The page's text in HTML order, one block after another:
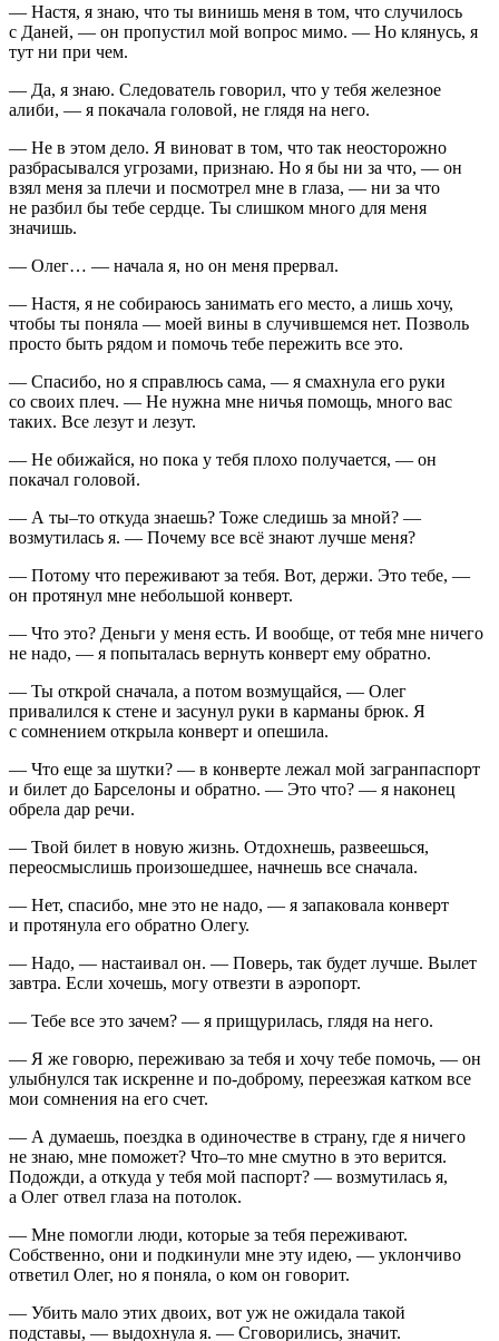
— Настя, я знаю, что ты винишь меня в том, что случилось
с Даней, — он пропустил мой вопрос мимо. — Но клянусь, я
тут ни при чем.
— Да, я знаю. Следователь говорил, что у тебя железное
алиби, — я покачала головой, не глядя на него.
— Не в этом дело. Я виноват в том, что так неосторожно
разбрасывался угрозами, признаю. Но я бы ни за что, — он
взял меня за плечи и посмотрел мне в глаза, — ни за что
не разбил бы тебе сердце. Ты слишком много для меня
значишь.
— Олег… — начала я, но он меня прервал.
— Настя, я не собираюсь занимать его место, а лишь хочу,
чтобы ты поняла — моей вины в случившемся нет. Позволь
просто быть рядом и помочь тебе пережить все это.
— Спасибо, но я справлюсь сама, — я смахнула его руки
со своих плеч. — Не нужна мне ничья помощь, много вас
таких. Все лезут и лезут.
— Не обижайся, но пока у тебя плохо получается, — он
покачал головой.
— А ты–то откуда знаешь? Тоже следишь за мной? —
возмутилась я. — Почему все всё знают лучше меня?
— Потому что переживают за тебя. Вот, держи. Это тебе, —
он протянул мне небольшой конверт.
— Что это? Деньги у меня есть. И вообще, от тебя мне ничего
не надо, — я попыталась вернуть конверт ему обратно.
— Ты открой сначала, а потом возмущайся, — Олег
привалился к стене и засунул руки в карманы брюк. Я
с сомнением открыла конверт и опешила.
— Что еще за шутки? — в конверте лежал мой загранпаспорт
и билет до Барселоны и обратно. — Это что? — я наконец
обрела дар речи.
— Твой билет в новую жизнь. Отдохнешь, развеешься,
переосмыслишь произошедшее, начнешь все сначала.
— Нет, спасибо, мне это не надо, — я запаковала конверт
и протянула его обратно Олегу.
— Надо, — настаивал он. — Поверь, так будет лучше. Вылет
завтра. Если хочешь, могу отвезти в аэропорт.
— Тебе все это зачем? — я прищурилась, глядя на него.
— Я же говорю, переживаю за тебя и хочу тебе помочь, — он
улыбнулся так искренне и по-доброму, переезжая катком все
мои сомнения на его счет.
— А думаешь, поездка в одиночестве в страну, где я ничего
не знаю, мне поможет? Что–то мне смутно в это верится.
Подожди, а откуда у тебя мой паспорт? — возмутилась я,
а Олег отвел глаза на потолок.
— Мне помогли люди, которые за тебя переживают.
Собственно, они и подкинули мне эту идею, — уклончиво
ответил Олег, но я поняла, о ком он говорит.
— Убить мало этих двоих, вот уж не ожидала такой
подставы, — выдохнула я. — Сговорились, значит.